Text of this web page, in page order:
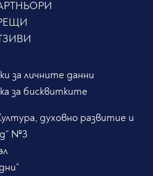
за личните данни
за бисквитките
духовно развитие и
№3